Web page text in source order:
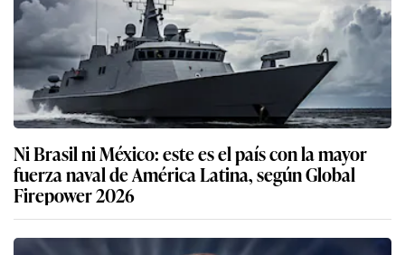
Ni Brasil ni México: este es el país con la mayor
fuerza naval de América Latina, según Global
Firepower 2026